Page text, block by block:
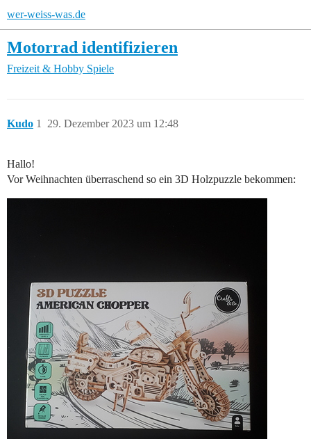
wer-weiss-was.de
Motorrad identifizieren
Freizeit & Hobby Spiele
Kudo 29. Dezember 2023 um 12:48
1
Hallo!
Vor Weihnachten überraschend so ein 3D Holzpuzzle bekommen: